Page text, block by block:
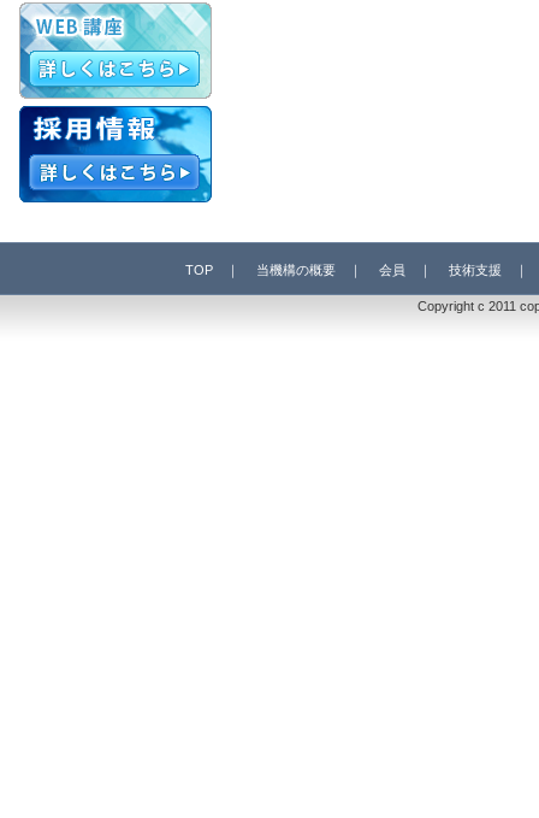
TOP ｜ 当機構の概要 ｜会員 ｜技術支援
Copyright c 2011